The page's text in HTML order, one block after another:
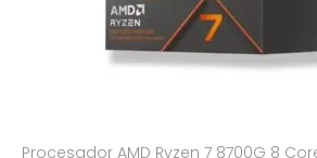
Procesador AMD Ryzen 7 8700G 8